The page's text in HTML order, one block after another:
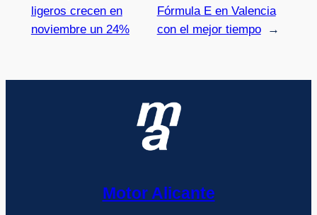
ligeros crecen en
noviembre un 24%
Fórmula E en Valencia
con el mejor tiempo
→
Motor Alicante